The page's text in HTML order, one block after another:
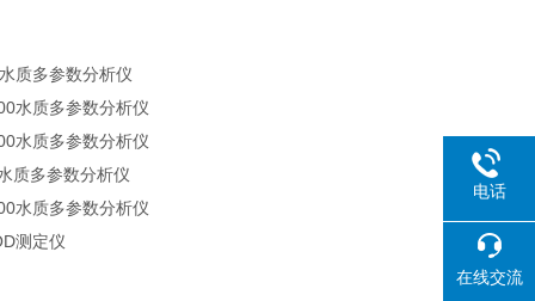
质多参数分析仪
水质多参数分析仪
水质多参数分析仪
质多参数分析仪
水质多参数分析仪
测定仪
电话
在线交流